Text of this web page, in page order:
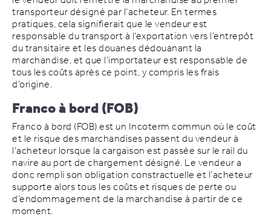
transporteur désigné par l’acheteur. En termes
pratiques, cela signifierait que le vendeur est
responsable du transport à l’exportation vers l’entrepôt
du transitaire et les douanes dédouanant la
marchandise, et que l’importateur est responsable de
tous les coûts après ce point, y compris les frais
d’origine.
Franco à bord (FOB)
Franco à bord (FOB) est un Incoterm commun où le coût
et le risque des marchandises passent du vendeur à
l’acheteur lorsque la cargaison est passée sur le rail du
navire au port de chargement désigné. Le vendeur a
donc rempli son obligation constractuelle et l’acheteur
supporte alors tous les coûts et risques de perte ou
d’endommagement de la marchandise à partir de ce
moment.